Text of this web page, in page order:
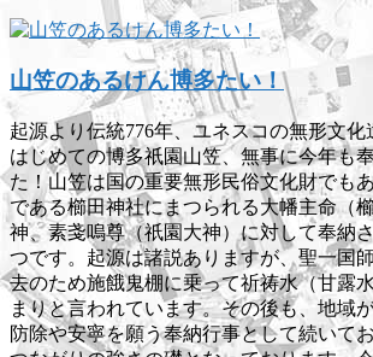
山笠のあるけん博多たい！
起源より伝統776年、ユネスコの無形文
はじめての博多祇園山笠、無事に今年も
た！山笠は国の重要無形民俗文化財でも
である櫛田神社にまつられる大幡主命（
神、素戔嗚尊（祇園大神）に対して奉納
つです。起源は諸説ありますが、聖一国
去のため施餓鬼棚に乗って祈祷水（甘露
まりと言われています。その後も、地域
防除や安寧を願う奉納行事として続いて